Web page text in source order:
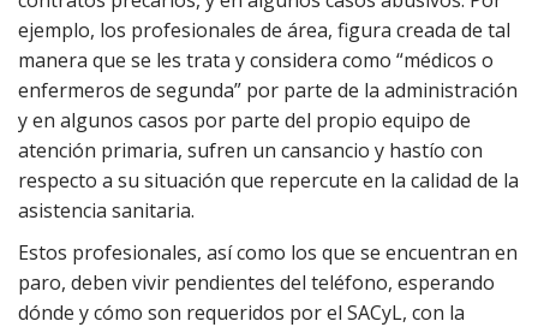
ejemplo, los profesionales de área, figura creada de tal
manera que se les trata y considera como “médicos o
enfermeros de segunda” por parte de la administración
y en algunos casos por parte del propio equipo de
atención primaria, sufren un cansancio y hastío con
respecto a su situación que repercute en la calidad de la
asistencia sanitaria.
Estos profesionales, así como los que se encuentran en
paro, deben vivir pendientes del teléfono, esperando
dónde y cómo son requeridos por el SACyL, con la